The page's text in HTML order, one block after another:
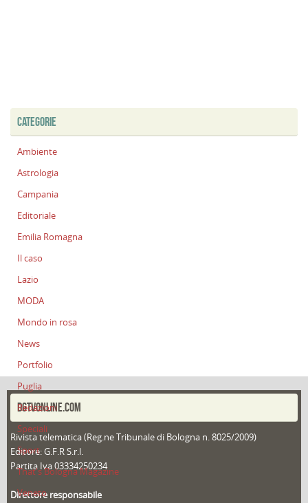
CATEGORIE
Ambiente
Astrologia
Campania
Editoriale
Emilia Romagna
Il caso
Lazio
MODA
Mondo in rosa
News
Portfolio
Puglia
Redazioni
Speciali
Sport
That's Bologna Magazine
Veneto
DGTVONLINE.COM
Rivista telematica (Reg.ne Tribunale di Bologna n. 8025/2009)
Editore: G.F.R S.r.l.
Partita Iva 03334250234
Direttore responsabile